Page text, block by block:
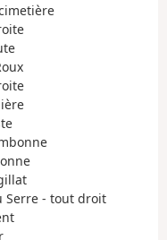
Serre - tout droit